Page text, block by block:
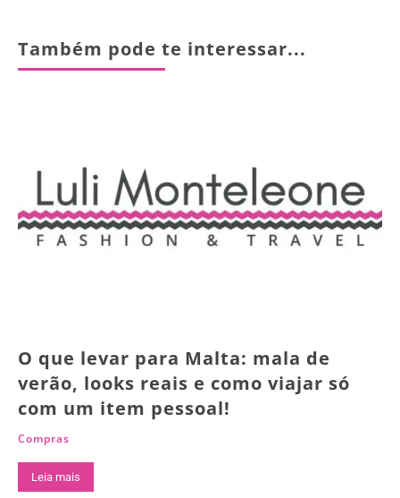
Também pode te interessar...
O que levar para Malta: mala de
verão, looks reais e como viajar só
com um item pessoal!
Compras
Leia mais